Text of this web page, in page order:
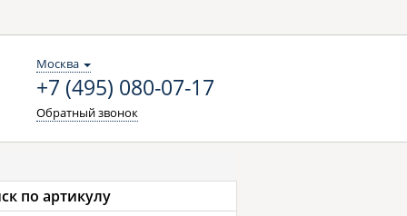
Москва
+7 (495) 080-07-17
Обратный звонок
по артикулу